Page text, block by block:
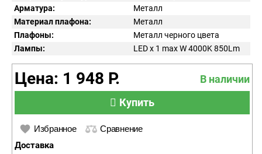
Арматура:
Металл
Материал плафона:
Металл
Плафоны:
Металл черного цвета
Лампы:
LED x 1 max W 4000K 850Lm
Цена: 1 948 Р.
В наличии
Купить
Избранное Сравнение
Доставка